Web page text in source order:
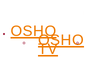
OSHO
OSHO
TV